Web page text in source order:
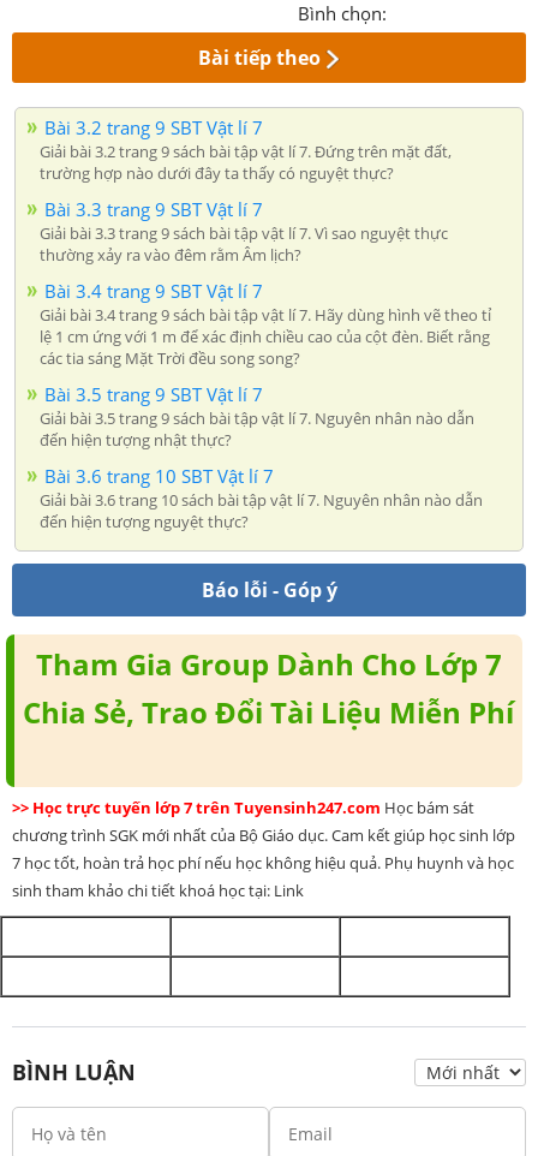
Bình chọn:
Bài tiếp theo
Bài 3.2 trang 9 SBT Vật lí 7
Giải bài 3.2 trang 9 sách bài tập vật lí 7. Đứng trên mặt đất,
trường hợp nào dưới đây ta thấy có nguyệt thực?
Bài 3.3 trang 9 SBT Vật lí 7
Giải bài 3.3 trang 9 sách bài tập vật lí 7. Vì sao nguyệt thực
thường xảy ra vào đêm rằm Âm lịch?
Bài 3.4 trang 9 SBT Vật lí 7
Giải bài 3.4 trang 9 sách bài tập vật lí 7. Hãy dùng hình vẽ theo tỉ
lệ 1 cm ứng với 1 m để xác định chiều cao của cột đèn. Biết rằng
các tia sáng Mặt Trời đều song song?
Bài 3.5 trang 9 SBT Vật lí 7
Giải bài 3.5 trang 9 sách bài tập vật lí 7. Nguyên nhân nào dẫn
đến hiện tượng nhật thực?
Bài 3.6 trang 10 SBT Vật lí 7
Giải bài 3.6 trang 10 sách bài tập vật lí 7. Nguyên nhân nào dẫn
đến hiện tượng nguyệt thực?
Báo lỗi - Góp ý
Tham Gia Group Dành Cho Lớp 7
Chia Sẻ, Trao Đổi Tài Liệu Miễn Phí
>> Học trực tuyến lớp 7 trên Tuyensinh247.com Học bám sát
chương trình SGK mới nhất của Bộ Giáo dục. Cam kết giúp học sinh lớp
7 học tốt, hoàn trả học phí nếu học không hiệu quả. Phụ huynh và học
sinh tham khảo chi tiết khoá học tại: Link
BÌNH LUẬN